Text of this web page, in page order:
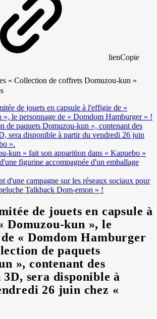
lienCopie
de jouets en capsule à l'effigie de «
le personnage de « Domdom Hamburger » !
de paquets Domuzou-kun », contenant des
sera disponible à partir du vendredi 26 juin
».
kun » fait son apparition dans « Kapuebo »
figurine accompagnée d'un emballage
d'une campagne sur les réseaux sociaux pour
Talkback Dom-emon » !
de jouets en capsule à
Domuzou-kun », le
« Domdom Hamburger
de paquets
», contenant des
sera disponible à
26 juin chez «